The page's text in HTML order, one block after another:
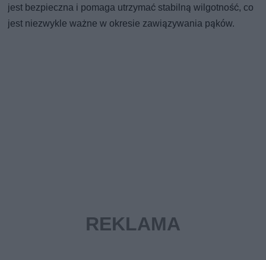
jest bezpieczna i pomaga utrzymać stabilną wilgotność, co
jest niezwykle ważne w okresie zawiązywania pąków.